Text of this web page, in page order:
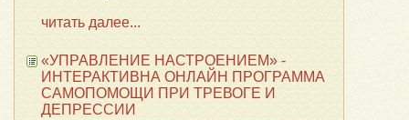
читать далее...
«УПРАВЛЕНИЕ НАСТРОЕНИЕМ» -
ИНТЕРАКТИВНА ОНЛАЙН ПРОГРАММА
САМОПОМОЩИ ПРИ ТРЕВОГЕ И
ДЕПРЕССИИ